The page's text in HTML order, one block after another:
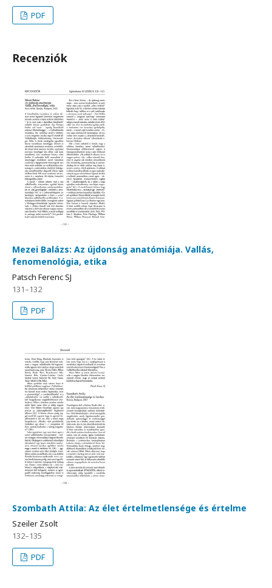
PDF
Recenziók
Mezei Balázs: Az újdonság anatómiája. Vallás,
fenomenológia, etika
Patsch Ferenc SJ
131–132
PDF
Szombath Attila: Az élet értelmetlensége és értelme
Szeiler Zsolt
132–135
PDF